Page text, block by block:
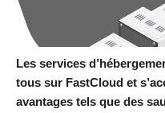
Les services
tous sur FastCloud et
avantages tels que des